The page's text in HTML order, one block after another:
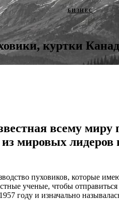
БИЗНЕС
куртки
всему
мировых лидеров
пуховиков, которые
ученые, чтобы
году и изначально